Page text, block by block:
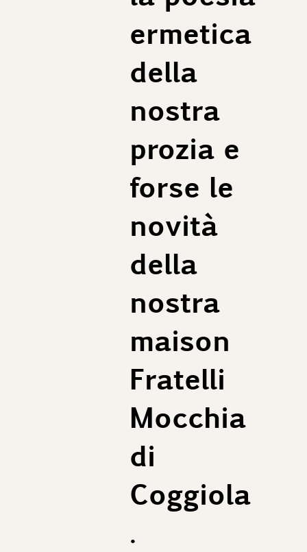
ermetica
della
nostra
prozia e
forse le
novità
della
nostra
maison
Fratelli
Mocchia
di
Coggiola
.